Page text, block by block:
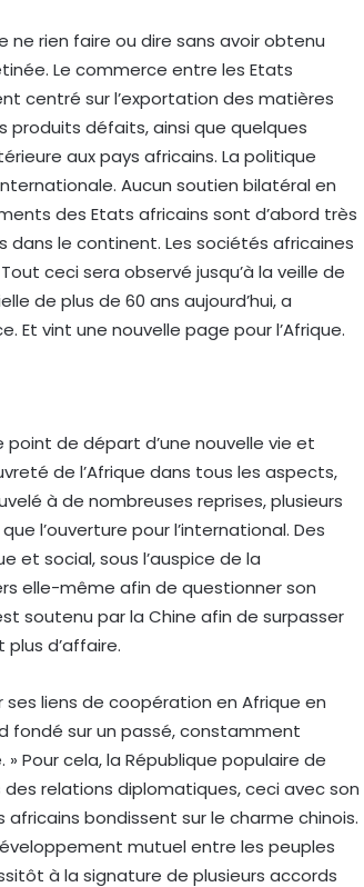
rien faire ou dire sans avoir obtenu
Le commerce entre les Etats
centré sur l’exportation des matières
produits défaits, ainsi que quelques
aux pays africains. La politique
Aucun soutien bilatéral en
des Etats africains sont d’abord très
dans le continent. Les sociétés africaines
ceci sera observé jusqu’à la veille de
de plus de 60 ans aujourd’hui, a
vint une nouvelle page pour l’Afrique.
point de départ d’une nouvelle vie et
de l’Afrique dans tous les aspects,
à de nombreuses reprises, plusieurs
l’ouverture pour l’international. Des
et social, sous l’auspice de la
elle-même afin de questionner son
soutenu par la Chine afin de surpasser
d’affaire.
ses liens de coopération en Afrique en
fondé sur un passé, constamment
Pour cela, la République populaire de
relations diplomatiques, ceci avec son
bondissent sur le charme chinois.
mutuel entre les peuples
à la signature de plusieurs accords